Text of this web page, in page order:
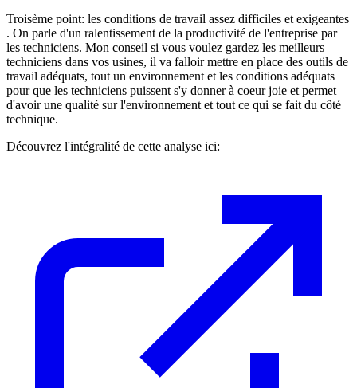
Troisème point: les conditions de travail assez difficiles et exigeantes
. On parle d'un ralentissement de la productivité de l'entreprise par
les techniciens. Mon conseil si vous voulez gardez les meilleurs
techniciens dans vos usines, il va falloir mettre en place des outils de
travail adéquats, tout un environnement et les conditions adéquats
pour que les techniciens puissent s'y donner à coeur joie et permet
d'avoir une qualité sur l'environnement et tout ce qui se fait du côté
technique.
Découvrez l'intégralité de cette analyse ici: